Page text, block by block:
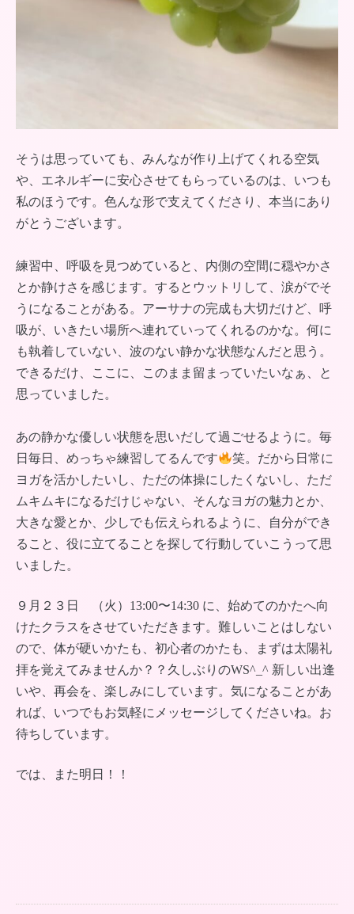
そうは思っていても、みんなが作り上げてくれる空気
や、エネルギーに安心させてもらっているのは、いつも
私のほうです。色んな形で支えてくださり、本当にあり
がとうございます。
練習中、呼吸を見つめていると、内側の空間に穏やかさ
とか静けさを感じます。するとウットリして、涙がでそ
うになることがある。アーサナの完成も大切だけど、呼
吸が、いきたい場所へ連れていってくれるのかな。何に
も執着していない、波のない静かな状態なんだと思う。
できるだけ、ここに、このまま留まっていたいなぁ、と
思っていました。
あの静かな優しい状態を思いだして過ごせるように。毎
日毎日、めっちゃ練習してるんです
笑。だから日常に
ヨガを活かしたいし、ただの体操にしたくないし、ただ
ムキムキになるだけじゃない、そんなヨガの魅力とか、
大きな愛とか、少しでも伝えられるように、自分ができ
ること、役に立てることを探して行動していこうって思
いました。
９月２３日 （火）13:00〜14:30 に、始めてのかたへ向
けたクラスをさせていただきます。難しいことはしない
ので、体が硬いかたも、初心者のかたも、まずは太陽礼
拝を覚えてみませんか？？久しぶりのWS^_^ 新しい出逢
いや、再会を、楽しみにしています。気になることがあ
れば、いつでもお気軽にメッセージしてくださいね。お
待ちしています。
では、また明日！！